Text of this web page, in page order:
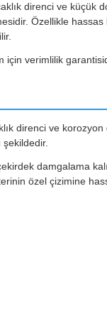
direnci ve küçük
Özellikle hassas
için verimlilik
direnci ve
damgalama
özel çizimine